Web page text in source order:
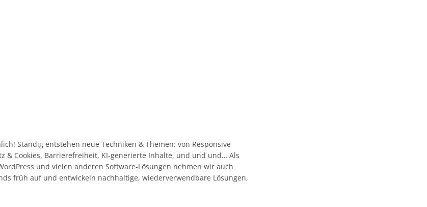
Ständig entstehen neue Techniken & Themen: von Responsive
& Cookies, Barrierefreiheit, KI-generierte Inhalte, und und und… Als
und vielen anderen Software-Lösungen nehmen wir auch
früh auf und entwickeln nachhaltige, wiederverwendbare Lösungen,